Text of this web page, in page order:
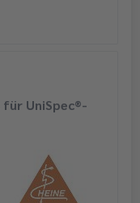
für UniSpec®-